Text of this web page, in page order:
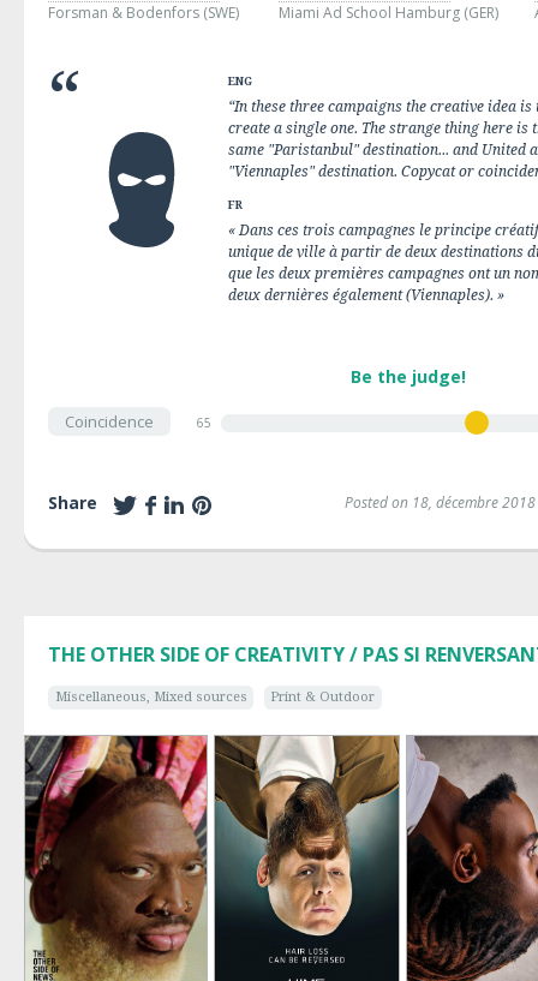
Forsman & Bodenfors (SWE)
Miami Ad School Hamburg (GER)
ENG
“In these three campaigns the creative idea
create a single one. The strange thing here is
same "Paristanbul" destination... and United
"Viennaples" destination. Copycat or
FR
« Dans ces trois campagnes le principe
unique de ville à partir de deux destinations
que les deux premières campagnes ont un
deux dernières également (Viennaples). »
Be the judge!
Coincidence 65
Share Posted on 18, décembre 2018
THE OTHER SIDE OF CREATIVITY / PAS SI
Miscellaneous, Mixed sources Print & Outdoor